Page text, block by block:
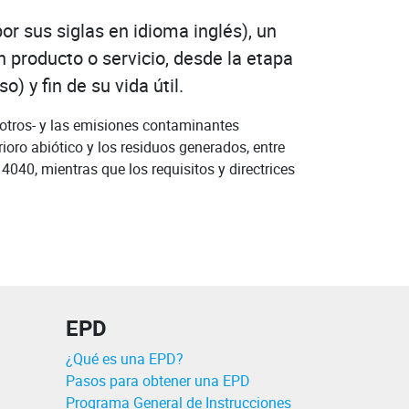
sus siglas en idioma inglés), un
o servicio, desde la etapa
y fin de su vida útil.
y las emisiones contaminantes
abiótico y los residuos generados, entre
mientras que los requisitos y directrices
EPD
¿Qué es una EPD?
Pasos para obtener una EPD
Programa General de Instrucciones